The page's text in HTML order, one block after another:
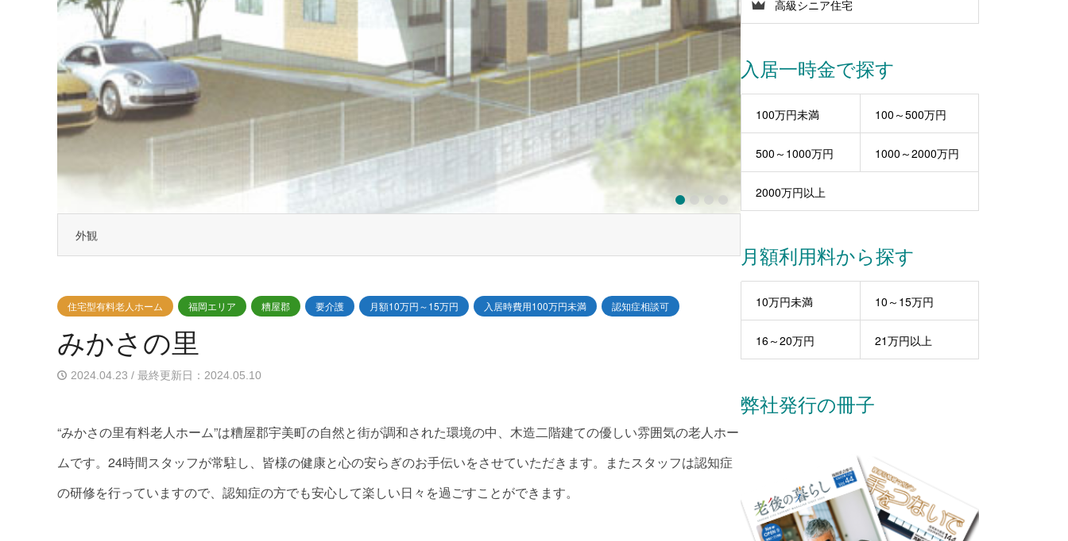
外観
住宅型有料老人ホーム 福岡エリア 糟屋郡 要介護 月額10万円～15万円 入居時費用100万円未満 認知症相談可
みかさの里
2024.04.23 / 最終更新日：2024.05.10
“みかさの里有料老人ホーム”は糟屋郡宇美町の自然と街が調和された環境の中、木造二階建ての優しい雰囲気の老人ホー
ムです。24時間スタッフが常駐し、皆様の健康と心の安らぎのお手伝いをさせていただきます。またスタッフは認知症
の研修を行っていますので、認知症の方でも安心して楽しい日々を過ごすことができます。
高級シニア住宅
入居一時金で探す
100万円未満 100～500万円
500～1000万円 1000～2000万円
2000万円以上
月額利用料から探す
10万円未満 10～15万円
16～20万円 21万円以上
弊社発行の冊子